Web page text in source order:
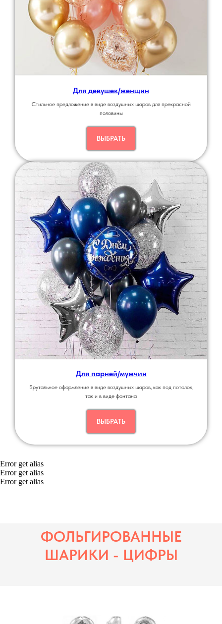
Для девушек/женщин
Стильное предложение в виде воздушных шаров для прекрасной
половины
ВЫБРАТЬ
Для парней/мужчин
Брутальное оформление в виде воздушных шаров, как под потолок,
так и в виде фонтана
ВЫБРАТЬ
Error get alias
Error get alias
Error get alias
ФОЛЬГИРОВАННЫЕ
ШАРИКИ - ЦИФРЫ